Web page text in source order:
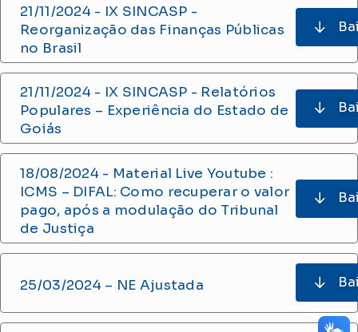
21/11/2024 - IX SINCASP -
Reorganização das Finanças Públicas
no Brasil
21/11/2024 - IX SINCASP - Relatórios
Populares – Experiência do Estado de
Goiás
18/08/2024 - Material Live Youtube :
ICMS – DIFAL: Como recuperar o valor
pago, após a modulação do Tribunal
de Justiça
25/03/2024 – NE Ajustada